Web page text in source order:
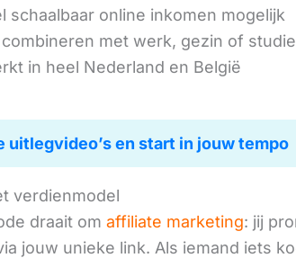
schaalbaar online inkomen mogelijk
combineren met werk, gezin of studie
in heel Nederland en België
uitlegvideo’s en start in jouw tempo
verdienmodel
draait om affiliate marketing: jij
jouw unieke link. Als iemand iets